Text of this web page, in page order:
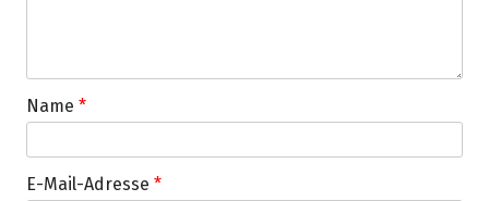
Name *
E-Mail-Adresse *